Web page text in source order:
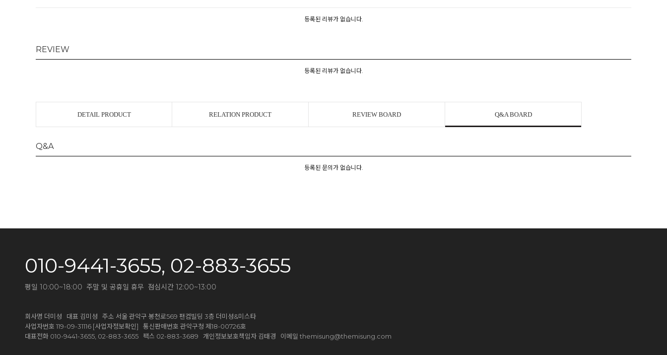
등록된 리뷰가 없습니다.
REVIEW
등록된 리뷰가 없습니다.
DETAIL PRODUCT RELATION PRODUCT REVIEW BOARD Q&A BOARD
Q&A
등록된 문의가 없습니다.
010-9441-3655, 02-883-3655
평일 10:00~18:00 주말 및 공휴일 휴무 점심시간 12:00~13:00
회사명 더미성 대표 김미성 주소 서울 관악구 봉천로569 팬컴빌딩 3층 더미성&미스타
사업자번호 119-09-31116 [사업자정보확인] 통신판매번호 관악구청 제18-00726호
대표전화 010-9441-3655, 02-883-3655 팩스 02-883-3689 개인정보보호책임자 김태경 이메일 themisung@themisung.com